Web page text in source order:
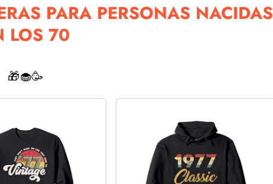
PARA PERSONAS NACIDAS
LOS 70
🎁🧁🥳